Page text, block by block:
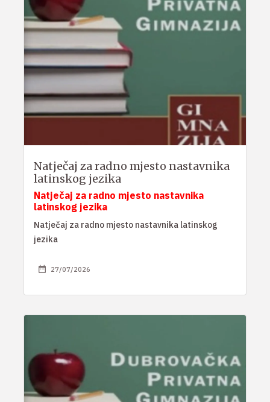
Natječaj za radno mjesto nastavnika
latinskog jezika
Natječaj za radno mjesto nastavnika
latinskog jezika
Natječaj za radno mjesto nastavnika latinskog
jezika
27/07/2026